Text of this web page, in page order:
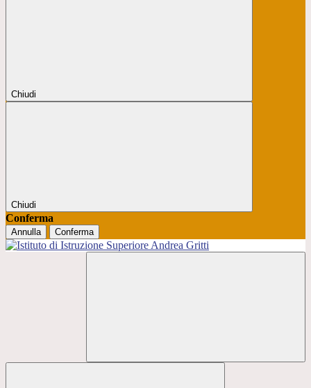
Chiudi
Chiudi
Conferma
Annulla Conferma